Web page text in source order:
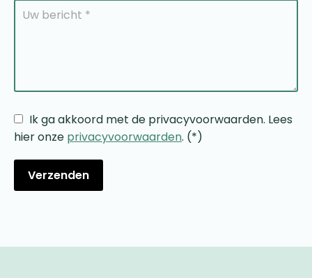
Ik ga akkoord met de privacyvoorwaarden. Lees
hier onze privacyvoorwaarden. (*)